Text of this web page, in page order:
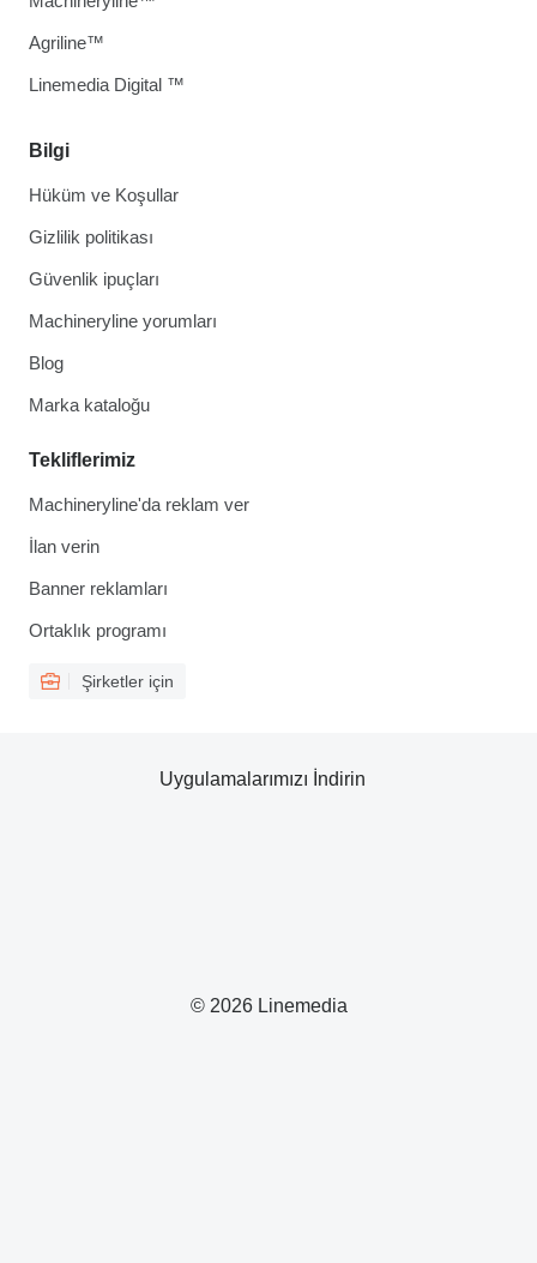
Bilgi
Hüküm ve Koşullar
Gizlilik politikası
Güvenlik ipuçları
Machineryline yorumları
Blog
Marka kataloğu
Tekliflerimiz
Machineryline'da reklam ver
İlan verin
Banner reklamları
Ortaklık programı
Şirketler için
Agriline™
Linemedia Digital ™
© 2026 Linemedia
Uygulamalarımızı İndirin